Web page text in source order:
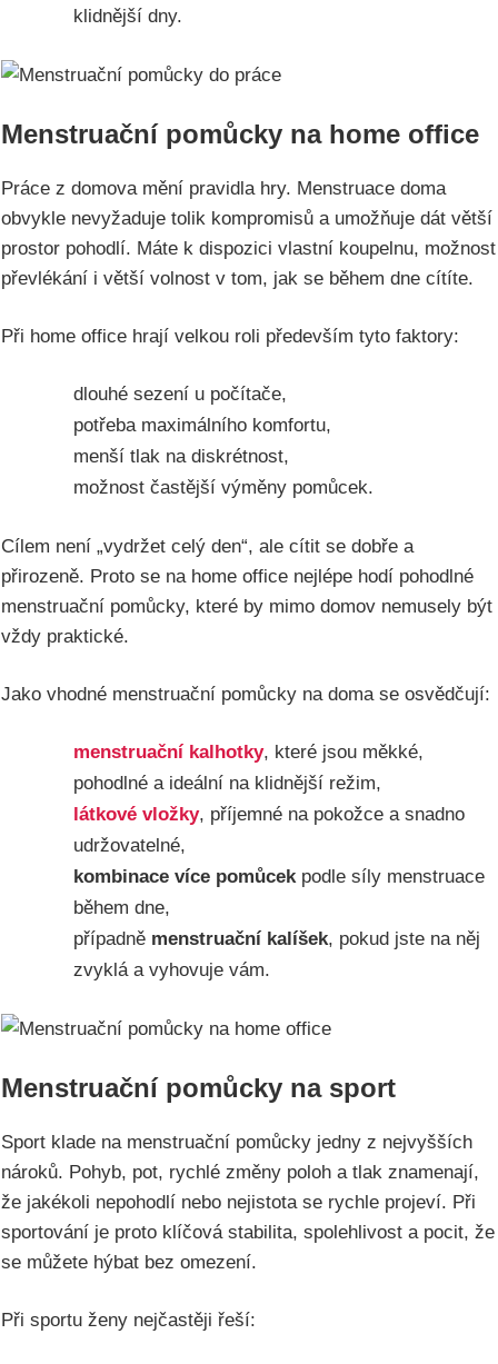
klidnější dny.
Menstruační pomůcky na home office
Práce z domova mění pravidla hry. Menstruace doma
obvykle nevyžaduje tolik kompromisů a umožňuje dát větší
prostor pohodlí. Máte k dispozici vlastní koupelnu, možnost
převlékání i větší volnost v tom, jak se během dne cítíte.
Při home office hrají velkou roli především tyto faktory:
dlouhé sezení u počítače,
potřeba maximálního komfortu,
menší tlak na diskrétnost,
možnost častější výměny pomůcek.
Cílem není „vydržet celý den“, ale cítit se dobře a
přirozeně. Proto se na home office nejlépe hodí pohodlné
menstruační pomůcky, které by mimo domov nemusely být
vždy praktické.
Jako vhodné menstruační pomůcky na doma se osvědčují:
menstruační kalhotky, které jsou měkké,
pohodlné a ideální na klidnější režim,
látkové vložky, příjemné na pokožce a snadno
udržovatelné,
kombinace více pomůcekpodle síly menstruace
během dne,
případně menstruační kalíšek, pokud jste na něj
zvyklá a vyhovuje vám.
Menstruační pomůcky na sport
Sport klade na menstruační pomůcky jedny z nejvyšších
nároků. Pohyb, pot, rychlé změny poloh a tlak znamenají,
že jakékoli nepohodlí nebo nejistota se rychle projeví. Při
sportování je proto klíčová stabilita, spolehlivost a pocit, že
se můžete hýbat bez omezení.
Při sportu ženy nejčastěji řeší: